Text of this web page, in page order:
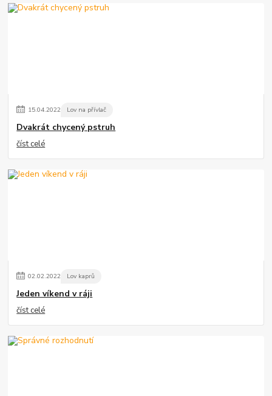
15.04.2022 Lov na přívlač
Dvakrát chycený pstruh
číst celé
02.02.2022 Lov kaprů
Jeden víkend v ráji
číst celé